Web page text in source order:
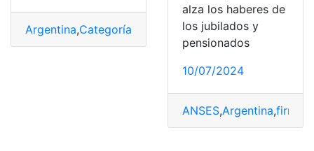
Argentina,Categorías clasificaciones,Informe
alza los haberes de
los jubilados y
pensionados
10/07/2024
ANSES,Argentina,firmes